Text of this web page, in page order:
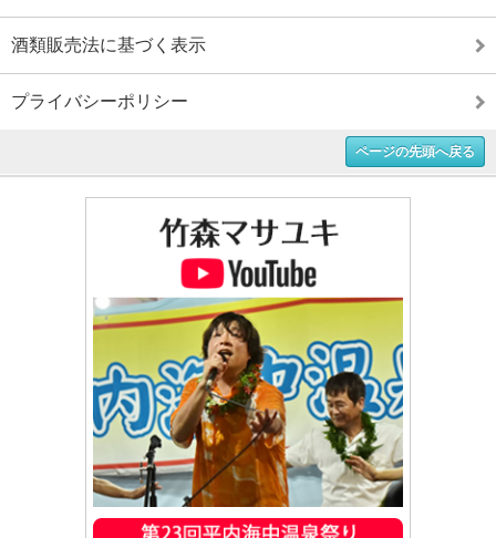
酒類販売法に基づく表示
プライバシーポリシー
ページの先頭へ戻る